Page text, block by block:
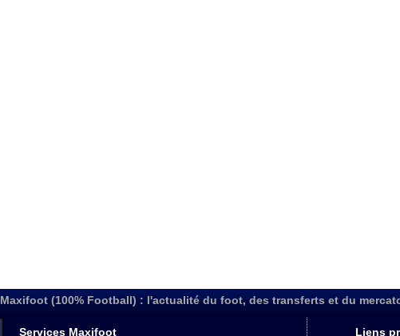
Maxifoot (100% Football) : l'actualité du foot, des transferts et du
Services Maxifoot Liens